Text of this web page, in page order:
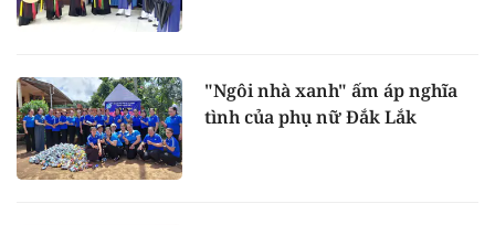
"Ngôi nhà xanh" ấm áp nghĩa
tình của phụ nữ Đắk Lắk